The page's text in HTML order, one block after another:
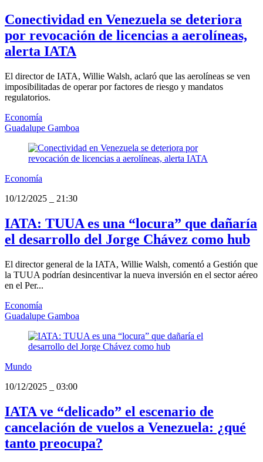
Conectividad en Venezuela se deteriora
por revocación de licencias a aerolíneas,
alerta IATA
El director de IATA, Willie Walsh, aclaró que las aerolíneas se ven
imposibilitadas de operar por factores de riesgo y mandatos
regulatorios.
Economía
Guadalupe Gamboa
Economía
10/12/2025
21:30
IATA: TUUA es una “locura” que dañaría
el desarrollo del Jorge Chávez como hub
El director general de la IATA, Willie Walsh, comentó a Gestión que
la TUUA podrían desincentivar la nueva inversión en el sector aéreo
en el Per...
Economía
Guadalupe Gamboa
Mundo
10/12/2025
03:00
IATA ve “delicado” el escenario de
cancelación de vuelos a Venezuela: ¿qué
tanto preocupa?